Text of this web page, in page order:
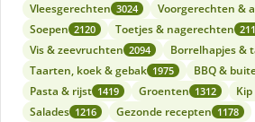
Vleesgerechten 3024 Voorgerechten &
Soepen 2120 Toetjes & nagerechten
Vis & zeevruchten 2094 Borrelhapjes &
Taarten, koek & gebak 1975 BBQ &
Pasta & rijst 1419 Groenten 1312
Salades 1216 Gezonde recepten 1178